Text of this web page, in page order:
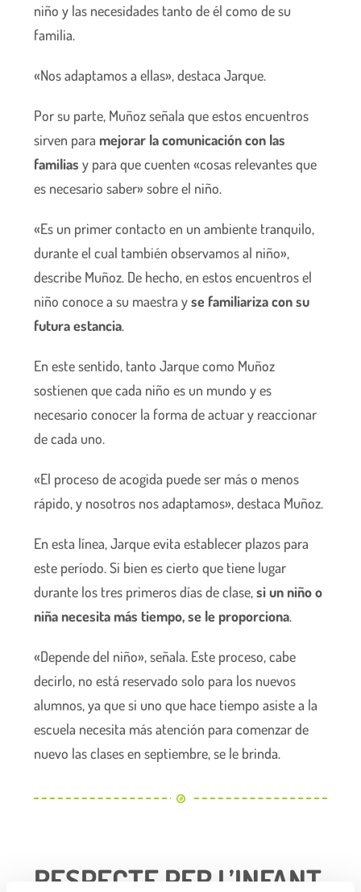
niño y las necesidades tanto de él como de su
familia.
«Nos adaptamos a ellas», destaca Jarque.
Por su parte, Muñoz señala que estos encuentros
sirven para mejorar la comunicación con las
familias y para que cuenten «cosas relevantes que
es necesario saber» sobre el niño.
«Es un primer contacto en un ambiente tranquilo,
durante el cual también observamos al niño»,
describe Muñoz. De hecho, en estos encuentros el
niño conoce a su maestra yse familiariza con su
futura estancia.
En este sentido, tanto Jarque como Muñoz
sostienen que cada niño es un mundo y es
necesario conocer la forma de actuar y reaccionar
de cada uno.
«El proceso de acogida puede ser más o menos
rápido, y nosotros nos adaptamos», destaca Muñoz.
En esta línea, Jarque evita establecer plazos para
este período. Si bien es cierto que tiene lugar
durante los tres primeros días de clase,si un niño o
niña necesita más tiempo, se le proporciona.
«Depende del niño», señala. Este proceso, cabe
decirlo, no está reservado solo para los nuevos
alumnos, ya que si uno que hace tiempo asiste a la
escuela necesita más atención para comenzar de
nuevo las clases en septiembre, se le brinda.
RESPECTE PER L’INFANT